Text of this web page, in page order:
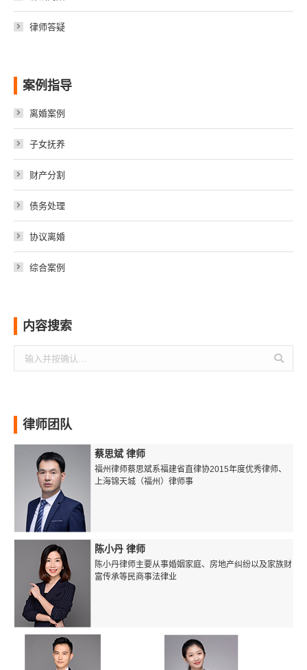
律师答疑
案例指导
离婚案例
子女抚养
财产分割
债务处理
协议离婚
综合案例
内容搜索
索：
律师团队
蔡思斌 律师
福州律师蔡思斌系福建省直律协2015年度优秀律师、
上海锦天城（福州）律师事
陈小丹 律师
陈小丹律师主要从事婚姻家庭、房地产纠纷以及家族财
富传承等民商事法律业